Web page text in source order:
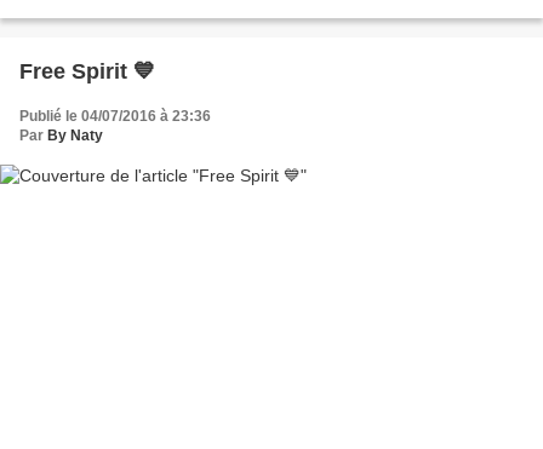
Free Spirit 💙
Publié le 04/07/2016 à 23:36
Par By Naty